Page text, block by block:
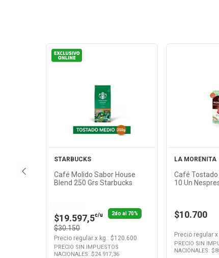
Ver
Producto
STARBUCKS
Café Molido Sabor House
Blend 250 Grs Starbucks
$19.597,5c/u 2do al 70%
$30.150
Precio regular x kg.: $120.600
PRECIO SIN IMPUESTOS
NACIONALES: $24.917,36
LA MORENITA
Café Tostado
10 Un
$10.700
Precio regular x
PRECIO SIN
NACIONALES: $